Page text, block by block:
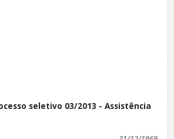
seletivo 03/2013 - Assistência